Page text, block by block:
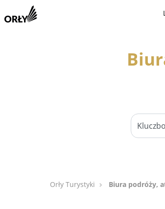
Orły Turystyki Biura podróży,